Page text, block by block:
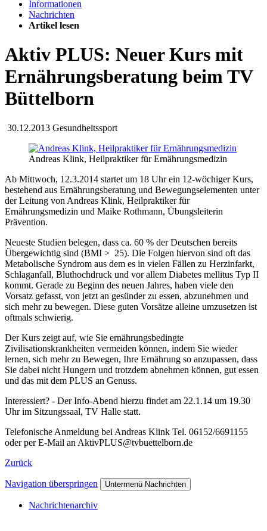
Informationen
Nachrichten
Artikel lesen
Aktiv PLUS: Neuer Kurs mit
Ernährungsberatung beim TV
Büttelborn
30.12.2013 Gesundheitssport
Andreas Klink, Heilpraktiker für Ernährungsmedizin
Ab Mittwoch, 12.3.2014 startet um 18 Uhr ein 12-wöchiger Kurs,
bestehend aus Ernährungsberatung und Bewegungselementen unter
der Leitung von Andreas Klink, Heilpraktiker für
Ernährungsmedizin und Maike Rothmann, Übungsleiterin
Prävention.
Neueste Studien belegen, dass ca. 60 % der Deutschen bereits
Übergewichtig sind (BMI > 25). Die Folgen hiervon sind oft das
Metabolische Syndrom aus dem es in vielen Fällen zu Herzinfarkt,
Schlaganfall, Bluthochdruck und vor allem Diabetes mellitus Typ II
kommt. Gerade zu Beginn des neuen Jahres, haben viele den
Vorsatz gefasst, von jetzt an gesünder zu essen, abzunehmen und
sich mehr zu bewegen. Diese guten Vorsätze alleine umzusetzen ist
oftmals schwierig.
Der Kurs zeigt auf, wie Sie ernährungsbedingte
Zivilisationskrankheiten vermeiden können, indem Sie wieder
lernen, sich mehr zu Bewegen, Ihre Ernährung so anzupassen, dass
Sie dabei nicht Hungern und trotzdem abnehmen können, gut essen
und das mit dem PLUS an Genuss.
Interessiert? - Der Info-Abend hierzu findet am 22.1.14 um 19.30
Uhr im Sitzungssaal, TV Halle statt.
Telefonische Anmeldung bei Andreas Klink Tel. 06152/6691155
oder per E-Mail an AktivPLUS@tvbuettelborn.de
Zurück
Navigation überspringen Untermenü Nachrichten
Nachrichtenarchiv